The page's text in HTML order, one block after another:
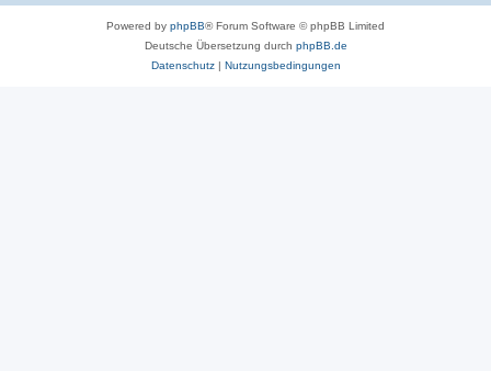
Powered by phpBB® Forum Software © phpBB Limited
Deutsche Übersetzung durch phpBB.de
Datenschutz| Nutzungsbedingungen